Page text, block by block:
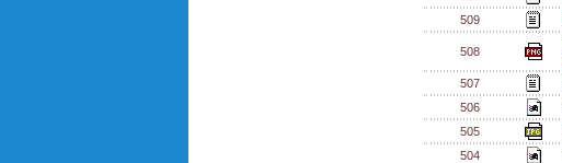
509
508
507
506
505
504